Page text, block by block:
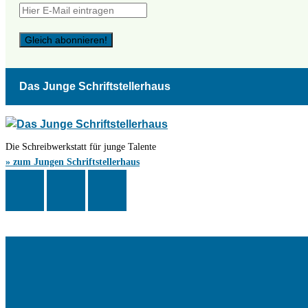
Das Junge Schriftstellerhaus
Die Schreibwerkstatt für junge Talente
» zum Jungen Schriftstellerhaus